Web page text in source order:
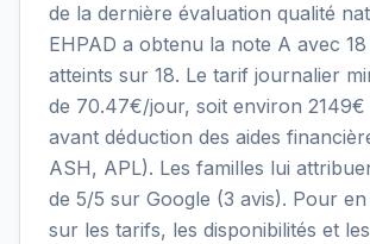
de la dernière évaluation qualité
EHPAD a obtenu la note A avec
atteints sur 18. Le tarif journalier
de 70.47€/jour, soit environ 2149€
avant déduction des aides
ASH, APL). Les familles lui
de 5/5 sur Google (3 avis). Pour
sur les tarifs, les disponibilités et